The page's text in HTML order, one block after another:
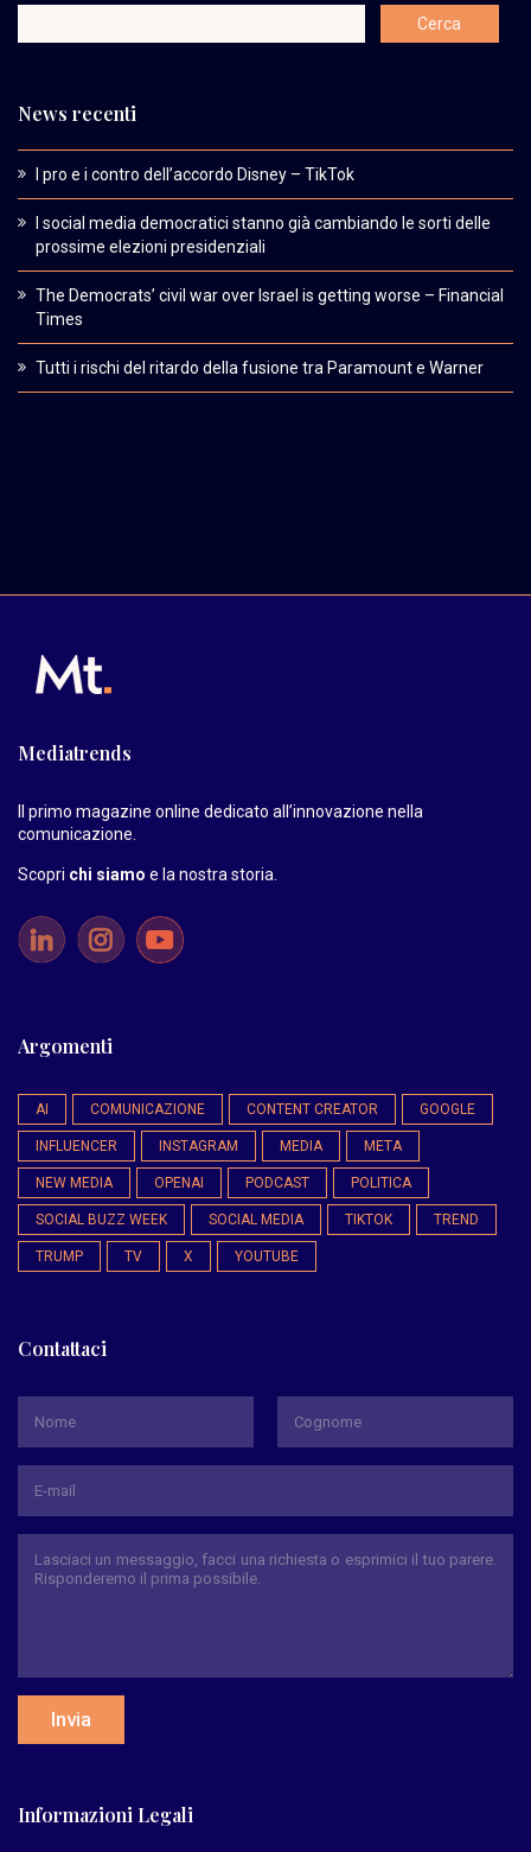
News recenti
I pro e i contro dell’accordo Disney – TikTok
I social media democratici stanno già cambiando le sorti delle
prossime elezioni presidenziali
The Democrats’ civil war over Israel is getting worse – Financial
Times
Tutti i rischi del ritardo della fusione tra Paramount e Warner
Mediatrends
Il primo magazine online dedicato all’innovazione nella
comunicazione.
Scopri chi siamo e la nostra storia
Argomenti
AI COMUNICAZIONE CONTENT CREATOR GOOGLE
INFLUENCER INSTAGRAM MEDIA META
NEW MEDIA OPENAI PODCAST POLITICA
SOCIAL BUZZ WEEK SOCIAL MEDIA TIKTOK TREND
TRUMP TV X YOUTUBE
Contattaci
Invia
Informazioni Legali